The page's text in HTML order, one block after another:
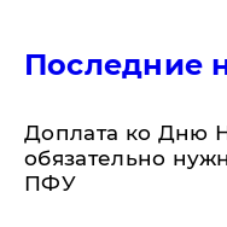
Последние
Доплата ко Дню
обязательно
ПФУ